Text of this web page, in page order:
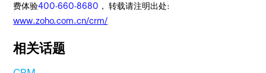
费体验400-660-8680 ， 转载请注明出处:
www.zoho.com.cn/crm/
相关话题